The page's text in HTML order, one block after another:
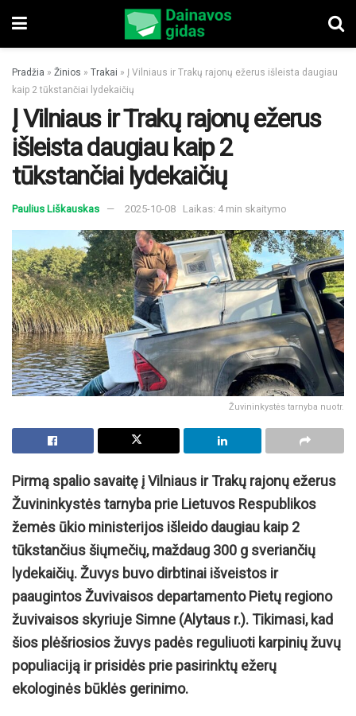
Pradžia » Žinios » Trakai » Į Vilniaus ir Trakų rajonų ežerus išleista daugiau
kaip 2 tūkstančiai lydekaičių
Į Vilniaus ir Trakų rajonų ežerus
išleista daugiau kaip 2
tūkstančiai lydekaičių
Paulius Liškauskas 2025-10-08 Laikas: 4 min skaitymo
Žuvininkystės tarnyba nuotr.
Pirmą spalio savaitę į Vilniaus ir Trakų rajonų ežerus
Žuvininkystės tarnyba prie Lietuvos Respublikos
žemės ūkio ministerijos išleido daugiau kaip 2
tūkstančius šiųmečių, maždaug 300 g sveriančių
lydekaičių. Žuvys buvo dirbtinai išveistos ir
paaugintos Žuvivaisos departamento Pietų regiono
žuvivaisos skyriuje Simne (Alytaus r.). Tikimasi, kad
šios plėšriosios žuvys padės reguliuoti karpinių žuvų
populiaciją ir prisidės prie pasirinktų ežerų
ekologinės būklės gerinimo.